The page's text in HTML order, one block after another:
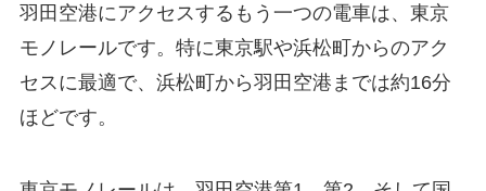
羽田空港にアクセスするもう一つの電車は、東京
モノレールです。特に東京駅や浜松町からのアク
セスに最適で、浜松町から羽田空港までは約16分
ほどです。